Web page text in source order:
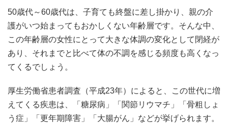
50歳代～60歳代は、子育ても終盤に差し掛かり、親の介
護がいつ始まってもおかしくない年齢層です。そんな中、
この年齢層の女性にとって大きな体調の変化として閉経が
あり、それまでと比べて体の不調を感じる頻度も高くなっ
てくるでしょう。
厚生労働省患者調査（平成23年）によると、この世代に増
えてくる疾患は、「糖尿病」「関節リウマチ」「骨粗しょ
う症」「更年期障害」「大腸がん」などが挙げられます。